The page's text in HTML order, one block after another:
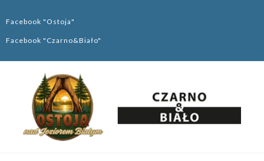
Facebook "Ostoja"
Facebook "Czarno&Biało"